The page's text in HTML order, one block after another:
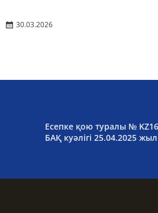
30.03.2026
Есепке қою туралы №
БАҚ куәлігі 25.04.2025